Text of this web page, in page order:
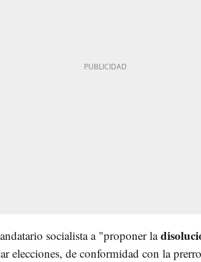
socialista a "proponer la
elecciones, de conformidad con la